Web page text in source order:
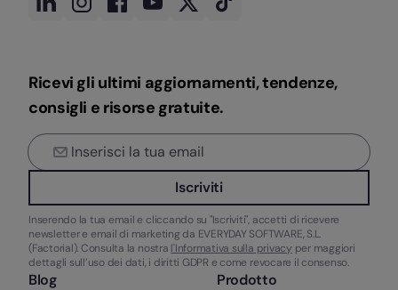
Ricevi gli ultimi aggiornamenti, tendenze,
consigli e risorse gratuite.
Iscriviti
Inserendo la tua email e cliccando su "Iscriviti", accetti di ricevere
newsletter e email di marketing da EVERYDAY SOFTWARE, S.L.
(Factorial). Consulta la nostra l'Informativa sulla privacy per maggiori
dettagli sull’uso dei dati, i diritti GDPR e come revocare il consenso.
Blog Prodotto